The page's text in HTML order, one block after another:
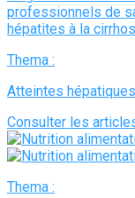
Thema :
Atteintes hépatiques
Consulter les
Thema :